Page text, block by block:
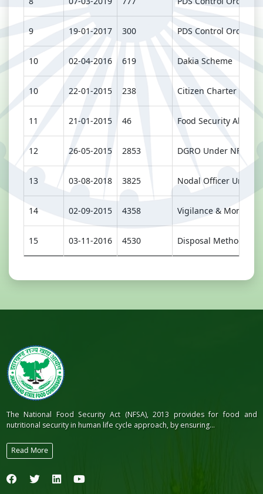
9 19-01-2017 300 PDS Control Order
10 02-04-2016 619 Dakia Scheme
10 22-01-2015 238 Citizen Charter
11 21-01-2015 46 Food Security
12 26-05-2015 2853 DGRO Under NFSA
13 03-08-2018 3825 Nodal Officer Under
14 02-09-2015 4358 Vigilance &
15 03-11-2016 4530 Disposal Method of
The National Food Security Act (NFSA), 2013 provides for food and
nutritional security in human life cycle approach, by ensuring...
Read More